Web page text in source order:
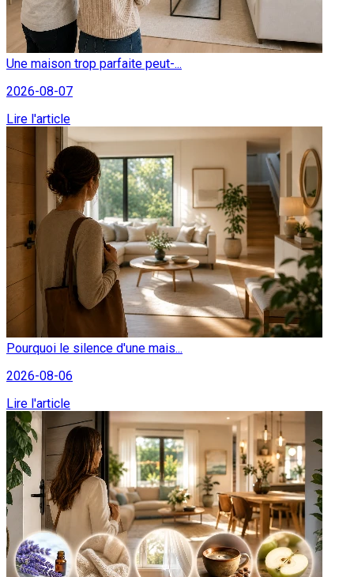
Une maison trop parfaite peut-...
2026-08-07
Lire l'article
Pourquoi le silence d'une mais...
2026-08-06
Lire l'article